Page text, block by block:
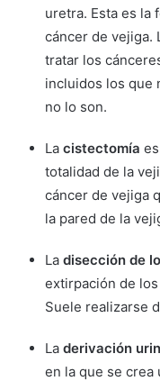
uretra. Esta es la
cáncer de vejiga.
tratar los
incluidos los que
no lo son.
La cistectomía
totalidad de la
cáncer de vejiga
la pared de la
La disección de
extirpación de
Suele realizarse
La derivación
en la que se crea